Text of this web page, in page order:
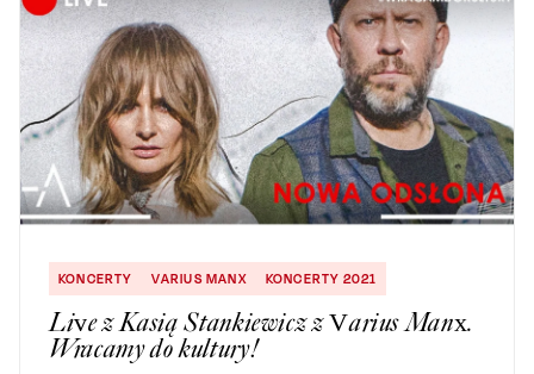
KONCERTY VARIUS MANX KONCERTY 2021
Live z Kasią Stankiewicz z Varius Manx.
Wracamy do kultury!